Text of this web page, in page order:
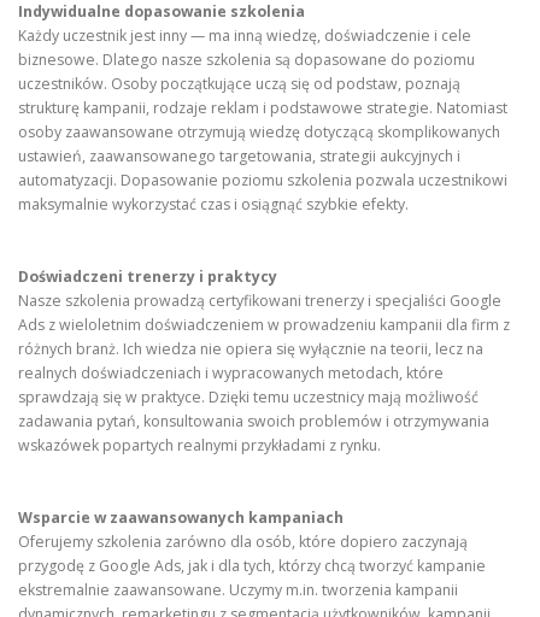
Indywidualne dopasowanie szkolenia
Każdy uczestnik jest inny — ma inną wiedzę, doświadczenie i cele
biznesowe. Dlatego nasze szkolenia są dopasowane do poziomu
uczestników. Osoby początkujące uczą się od podstaw, poznają
strukturę kampanii, rodzaje reklam i podstawowe strategie. Natomiast
osoby zaawansowane otrzymują wiedzę dotyczącą skomplikowanych
ustawień, zaawansowanego targetowania, strategii aukcyjnych i
automatyzacji. Dopasowanie poziomu szkolenia pozwala uczestnikowi
maksymalnie wykorzystać czas i osiągnąć szybkie efekty.
Doświadczeni trenerzy i praktycy
Nasze szkolenia prowadzą certyfikowani trenerzy i specjaliści Google
Ads z wieloletnim doświadczeniem w prowadzeniu kampanii dla firm z
różnych branż. Ich wiedza nie opiera się wyłącznie na teorii, lecz na
realnych doświadczeniach i wypracowanych metodach, które
sprawdzają się w praktyce. Dzięki temu uczestnicy mają możliwość
zadawania pytań, konsultowania swoich problemów i otrzymywania
wskazówek popartych realnymi przykładami z rynku.
Wsparcie w zaawansowanych kampaniach
Oferujemy szkolenia zarówno dla osób, które dopiero zaczynają
przygodę z Google Ads, jak i dla tych, którzy chcą tworzyć kampanie
ekstremalnie zaawansowane. Uczymy m.in. tworzenia kampanii